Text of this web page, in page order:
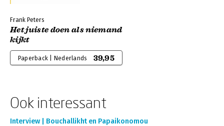
Frank Peters
Het juiste doen als niemand
kijkt
Paperback | Nederlands 39,95
Ook interessant
Interview | Bouchallikht en Papaikonomou